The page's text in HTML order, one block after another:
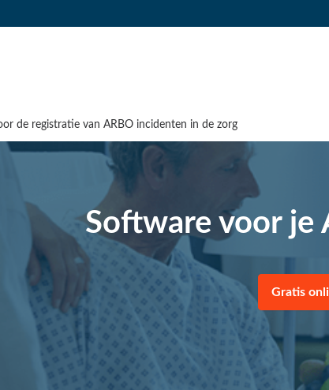
de registratie van ARBO incidenten in de zorg
Software voor je
Gratis